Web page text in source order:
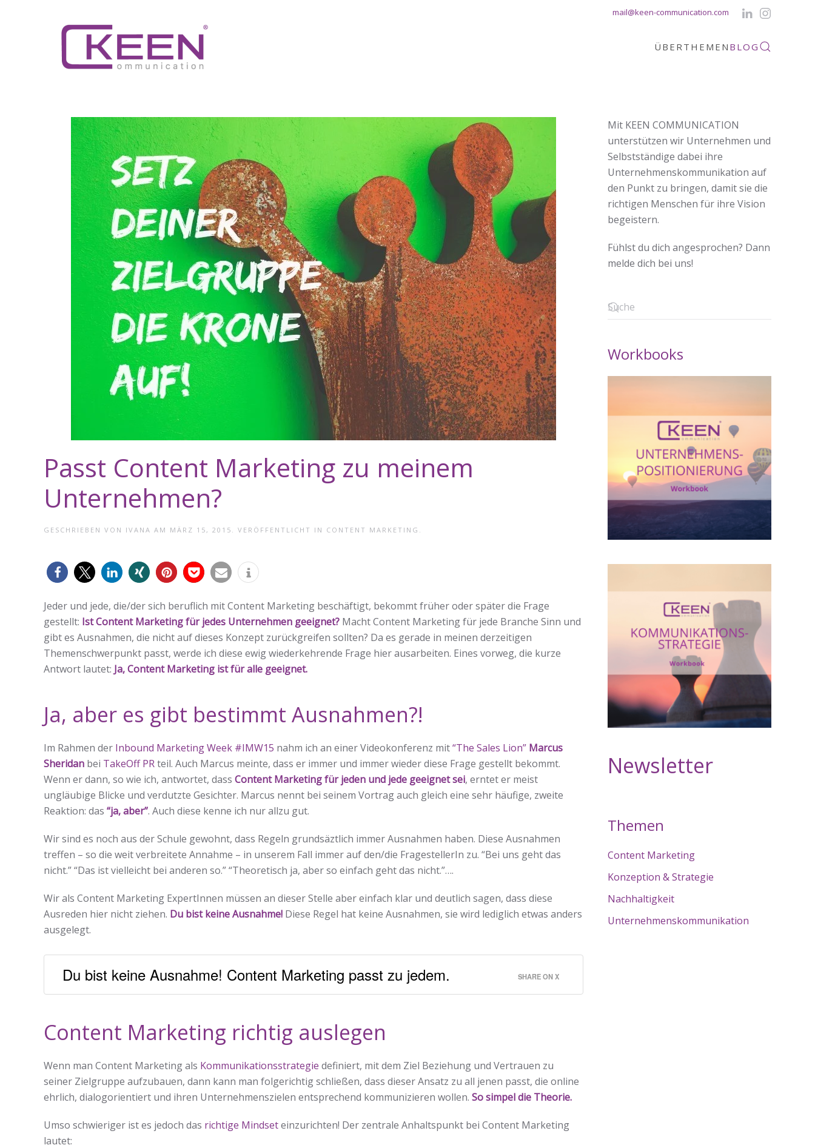
Skip to main content
mail@keen-communication.com
ÜBERTHEMEN BLOG
Passt Content Marketing zu meinem
Unternehmen?
GESCHRIEBEN VON IVANA AM MÄRZ 15, 2015 . VERÖFFENTLICHT IN CONTENT MARKETING
0
Jeder und jede, die/der sich beruflich mit Content Marketing beschäftigt, bekommt früher oder später die Frage
gestellt: Ist Content Marketing für jedes Unternehmen geeignet? Macht Content Marketing für jede Branche Sinn und
gibt es Ausnahmen, die nicht auf dieses Konzept zurückgreifen sollten? Da es gerade in meinen derzeitigen
Themenschwerpunkt passt, werde ich diese ewig wiederkehrende Frage hier ausarbeiten. Eines vorweg, die kurze
Antwort lautet: Ja, Content Marketing ist für alle geeignet.
Ja, aber es gibt bestimmt Ausnahmen?!
Im Rahmen der Inbound Marketing Week #IMW15 nahm ich an einer Videokonferenz mit“The Sales Lion” Marcus
Sheridan bei TakeOff PRteil. Auch Marcus meinte, dass er immer und immer wieder diese Frage gestellt bekommt.
Wenn er dann, so wie ich, antwortet, dass Content Marketing für jeden und jede geeignet sei, erntet er meist
ungläubige Blicke und verdutzte Gesichter. Marcus nennt bei seinem Vortrag auch gleich eine sehr häufige, zweite
Reaktion: das “ja, aber”. Auch diese kenne ich nur allzu gut.
Wir sind es noch aus der Schule gewohnt, dass Regeln grundsäztlich immer Ausnahmen haben. Diese Ausnahmen
treffen – so die weit verbreitete Annahme – in unserem Fall immer auf den/die FragestellerIn zu. “Bei uns geht das
nicht.” “Das ist vielleicht bei anderen so.” “Theoretisch ja, aber so einfach geht das nicht.”….
Wir als Content Marketing ExpertInnen müssen an dieser Stelle aber einfach klar und deutlich sagen, dass diese
Ausreden hier nicht ziehen. Du bist keine Ausnahme! Diese Regel hat keine Ausnahmen, sie wird lediglich etwas anders
ausgelegt.
Du bist keine Ausnahme! Content Marketing passt zu jedem. SHARE ON X
Content Marketing richtig auslegen
Wenn man Content Marketing als Kommunikationsstrategie definiert, mit dem Ziel Beziehung und Vertrauen zu
seiner Zielgruppe aufzubauen, dann kann man folgerichtig schließen, dass dieser Ansatz zu all jenen passt, die online
ehrlich, dialogorientiert und ihren Unternehmenszielen entsprechend kommunizieren wollen. So simpel die Theorie.
Umso schwieriger ist es jedoch das richtige Mindseteinzurichten! Der zentrale Anhaltspunkt bei Content Marketing
lautet:
Mit KEEN COMMUNICATION
unterstützen wir Unternehmen und
Selbstständige dabei ihre
Unternehmenskommunikation auf
den Punkt zu bringen, damit sie die
richtigen Menschen für ihre Vision
begeistern.
Fühlst du dich angesprochen? Dann
melde dich bei uns!
Workbooks
Newsletter
Themen
Content Marketing
Konzeption & Strategie
Nachhaltigkeit
Unternehmenskommunikation